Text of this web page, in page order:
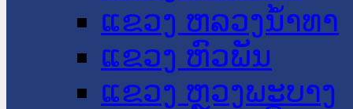
ແຂວງ ຫລວງນໍ້າທາ
ແຂວງ ຫົວພັນ
ແຂວງ ຫຼວງພະບາງ